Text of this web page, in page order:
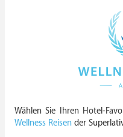
Wählen Sie Ihren Hotel-
Wellness Reisen der